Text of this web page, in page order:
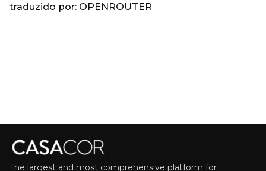
traduzido por: OPENROUTER
The largest and most comprehensive platform for